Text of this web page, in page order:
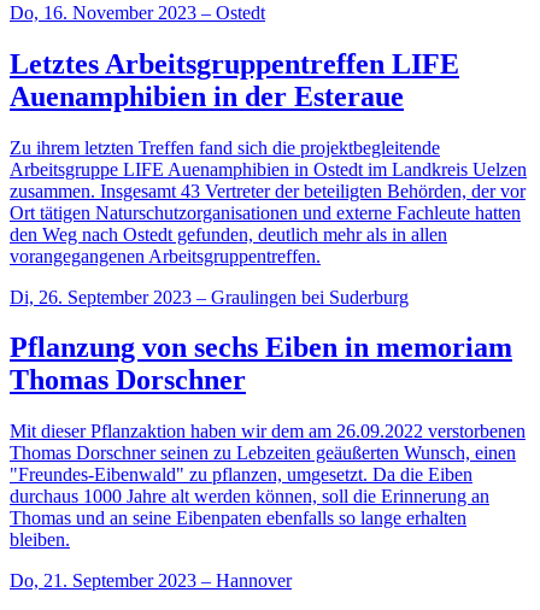
Do, 16. November 2023 – Ostedt
Letztes Arbeitsgruppentreffen LIFE
Auenamphibien in der Esteraue
Zu ihrem letzten Treffen fand sich die projektbegleitende
Arbeitsgruppe LIFE Auenamphibien in Ostedt im Landkreis Uelzen
zusammen. Insgesamt 43 Vertreter der beteiligten Behörden, der vor
Ort tätigen Naturschutzorganisationen und externe Fachleute hatten
den Weg nach Ostedt gefunden, deutlich mehr als in allen
vorangegangenen Arbeitsgruppentreffen.
Di, 26. September 2023 – Graulingen bei Suderburg
Pflanzung von sechs Eiben in memoriam
Thomas Dorschner
Mit dieser Pflanzaktion haben wir dem am 26.09.2022 verstorbenen
Thomas Dorschner seinen zu Lebzeiten geäußerten Wunsch, einen
"Freundes-Eibenwald" zu pflanzen, umgesetzt. Da die Eiben
durchaus 1000 Jahre alt werden können, soll die Erinnerung an
Thomas und an seine Eibenpaten ebenfalls so lange erhalten
bleiben.
Do, 21. September 2023 – Hannover